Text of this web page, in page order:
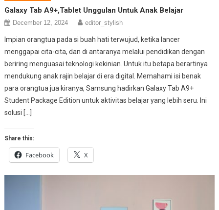
Galaxy Tab A9+,Tablet Unggulan Untuk Anak Belajar
December 12, 2024 editor_stylish
Impian orangtua pada si buah hati terwujud, ketika lancer
menggapai cita-cita, dan di antaranya melalui pendidikan dengan
beriring menguasai teknologi kekinian. Untuk itu betapa berartinya
mendukung anak rajin belajar di era digital. Memahami isi benak
para orangtua jua kiranya, Samsung hadirkan Galaxy Tab A9+
Student Package Edition untuk aktivitas belajar yang lebih seru. Ini
solusi […]
Share this:
Facebook X